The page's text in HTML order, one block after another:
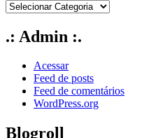
.: Admin :.
Acessar
Feed de posts
Feed de comentários
WordPress.org
Blogroll